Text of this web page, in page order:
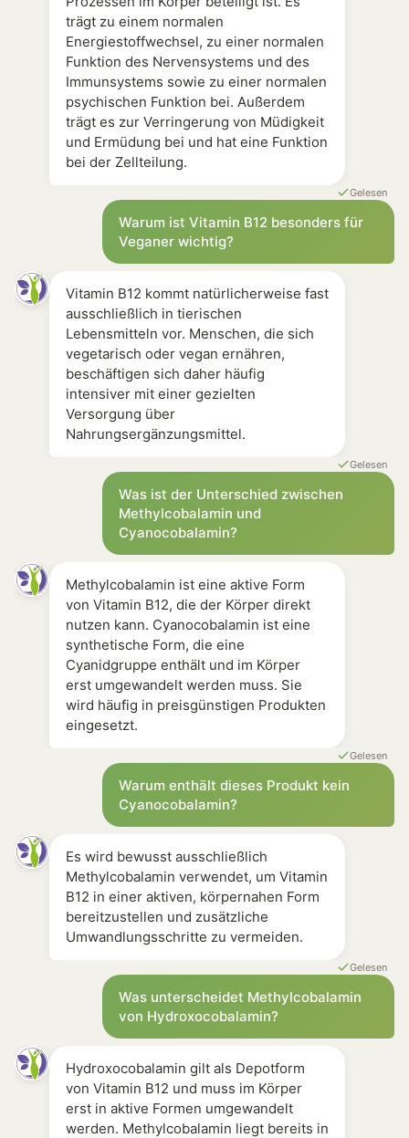
trägt zu einem normalen
Energiestoffwechsel, zu einer normalen
Funktion des Nervensystems und des
Immunsystems sowie zu einer normalen
psychischen Funktion bei. Außerdem
trägt es zur Verringerung von Müdigkeit
und Ermüdung bei und hat eine Funktion
bei der Zellteilung.
Gelesen
Warum ist Vitamin B12 besonders für
Veganer wichtig?
Vitamin B12 kommt natürlicherweise fast
ausschließlich in tierischen
Lebensmitteln vor. Menschen, die sich
vegetarisch oder vegan ernähren,
beschäftigen sich daher häufig
intensiver mit einer gezielten
Versorgung über
Nahrungsergänzungsmittel.
Gelesen
Was ist der Unterschied zwischen
Methylcobalamin und
Cyanocobalamin?
Methylcobalamin ist eine aktive Form
von Vitamin B12, die der Körper direkt
nutzen kann. Cyanocobalamin ist eine
synthetische Form, die eine
Cyanidgruppe enthält und im Körper
erst umgewandelt werden muss. Sie
wird häufig in preisgünstigen Produkten
eingesetzt.
Gelesen
Warum enthält dieses Produkt kein
Cyanocobalamin?
Es wird bewusst ausschließlich
Methylcobalamin verwendet, um Vitamin
B12 in einer aktiven, körpernahen Form
bereitzustellen und zusätzliche
Umwandlungsschritte zu vermeiden.
Gelesen
Was unterscheidet Methylcobalamin
von Hydroxocobalamin?
Hydroxocobalamin gilt als Depotform
von Vitamin B12 und muss im Körper
erst in aktive Formen umgewandelt
werden. Methylcobalamin liegt bereits in